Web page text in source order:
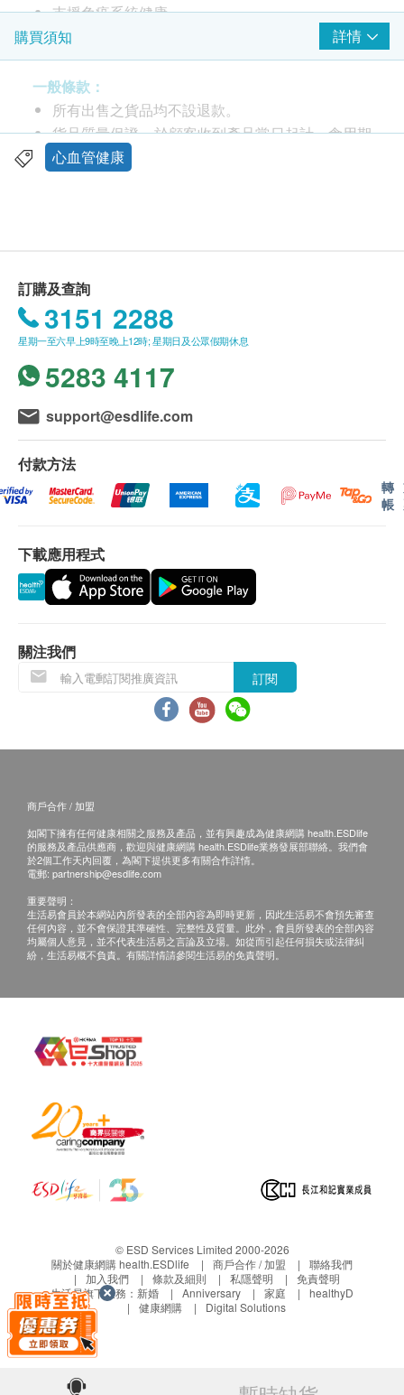
支援免疫系統健康
服用方法
作為膳食補充劑，每天飯後服用1粒軟膠囊。
每天2-3次，或按照專業醫療人員的指示服用。
成份
魚油、omega-3、EPA、DHA、明膠、甘油、水、天
購買須知 詳情
一般條款：
所有出售之貨品均不設退款。
貨品質量保證，於顧客收到產品當日起計，食用期
應最少有12個月或以上。
購買 壹森健康醫療有限公司 產品總額滿
HK$800，即可享本地免費送貨服務。賬單總額未
滿HK$800需附加HK$50運費。
離島及偏遠地區不設上門送貨，只限於順豐智能櫃
取件。
我們將於確定訂單後1-3個工作天內安排發貨。
不排除運送時間會因節日而有所影響。當八號烈風
訊號懸掛或黑色暴雨警告生效時，送貨服務時間將
會延遲。
所有訂單須視乎相關貨品的供應情況再作最後確
單上的貨品，健康網購health.ESDlife有權拒絕接
受該訂單，並且會於送貨前透過電話或電郵通知顧
客再作安排。
退換條款：
當顧客收取已訂購之貨品時，有責任檢查貨品是否
有損毀情況，一經確認簽收，恕不接受退換。
退換產品必須包裝完整，如退換之產品有任何殘缺
森健康醫療中心 客戶服務部跟進。
心血管健康
訂購及查詢
3151 2288
星期一至六早上9時至晚上12時; 星期日及公眾假期休息
5283 4117
support@esdlife.com
付款方法
轉
帳
下載應用程式
關注我們
訂閱
商戶合作 / 加盟
如閣下擁有任何健康相關之服務及產品，並有興趣成為健康網購 health.ESDlife
的服務及產品供應商，歡迎與健康網購 health.ESDlife業務發展部聯絡。我們會
於2個工作天內回覆，為閣下提供更多有關合作詳情。
電郵: partnership@esdlife.com
重要聲明：
生活易會員於本網站內所發表的全部內容為即時更新，因此生活易不會預先審查
任何內容，並不會保證其準確性、完整性及質量。此外，會員所發表的全部內容
均屬個人意見，並不代表生活易之言論及立場。如從而引起任何損失或法律糾
紛，生活易概不負責。有關詳情請參閱生活易的免責聲明。
© ESD Services Limited 2000-2026
關於健康網購 health.ESDlife
商戶合作 / 加盟
聯絡我們
加入我們
條款及細則 私隱聲明
免責聲明
生活易旗下業務： 新婚 Anniversary 家庭
healthyD
健康網購
Digital Solutions